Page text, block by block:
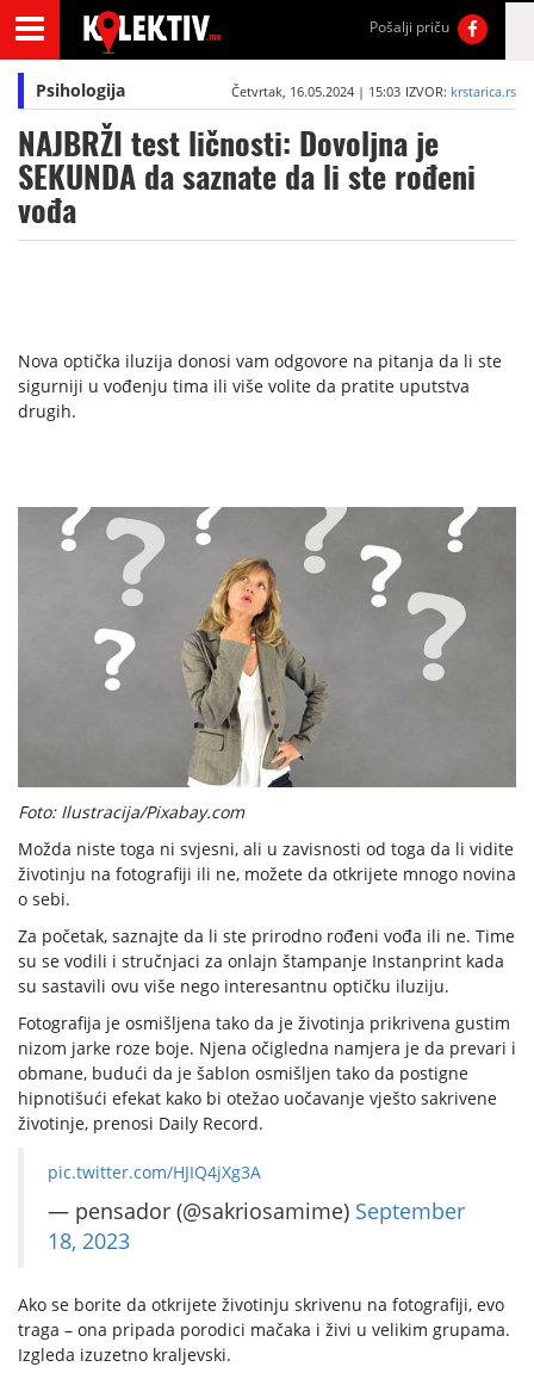
Pošalji priču
Psihologija Četvrtak, 16.05.2024 | 15:03 IZVOR: krstarica.rs
NAJBRŽI test ličnosti: Dovoljna je
SEKUNDA da saznate da li ste rođeni
vođa
Nova optička iluzija donosi vam odgovore na pitanja da li ste
sigurniji u vođenju tima ili više volite da pratite uputstva
drugih.
Foto: Ilustracija/Pixabay.com
Možda niste toga ni svjesni, ali u zavisnosti od toga da li vidite
životinju na fotografiji ili ne, možete da otkrijete mnogo novina
o sebi.
Za početak, saznajte da li ste prirodno rođeni vođa ili ne. Time
su se vodili i stručnjaci za onlajn štampanje Instanprint kada
su sastavili ovu više nego interesantnu optičku iluziju.
Fotografija je osmišljena tako da je životinja prikrivena gustim
nizom jarke roze boje. Njena očigledna namjera je da prevari i
obmane, budući da je šablon osmišljen tako da postigne
hipnotišući efekat kako bi otežao uočavanje vješto sakrivene
životinje, prenosi Daily Record.
pic.twitter.com/HJIQ4jXg3A
— pensador (@sakriosamime) September
18, 2023
Ako se borite da otkrijete životinju skrivenu na fotografiji, evo
traga – ona pripada porodici mačaka i živi u velikim grupama.
Izgleda izuzetno kraljevski.